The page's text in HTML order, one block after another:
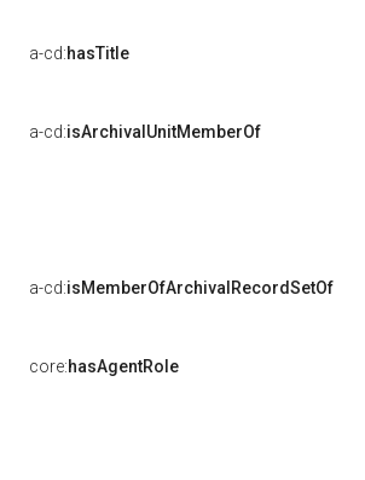
a-cd:hasTitle
a-cd:isArchivalUnitMemberOf
a-cd:isMemberOfArchivalRecordSetOf
core:hasAgentRole